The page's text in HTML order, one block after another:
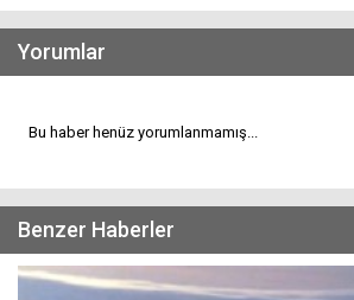
Yorumlar
Bu haber henüz yorumlanmamış...
Benzer Haberler